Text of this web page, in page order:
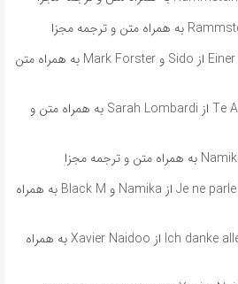
آهنگ آلمانی ​​Einer dieser Steine از Sido و Mark Forster به همراه متن
آهنگ آلمانی ​​Te Amo Mi Amor از Sarah Lombardi به همراه متن و
آهنگ آلمانی ​​Je ne parle pas français از Namika و Black M به همراه
آهنگ آلمانی ​​Ich danke allen Menschen از Xavier Naidoo به همراه